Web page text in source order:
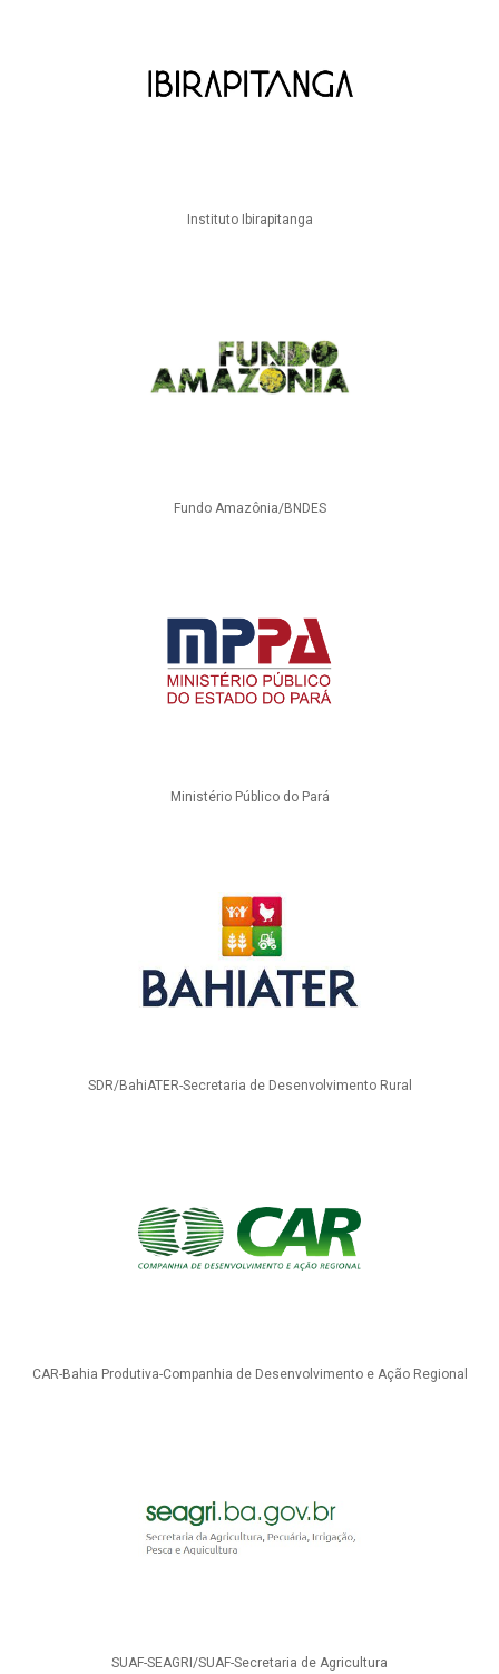
Instituto Ibirapitanga
Fundo Amazônia/BNDES
Ministério Público do Pará
SDR/BahiATER-Secretaria de Desenvolvimento Rural
CAR-Bahia Produtiva-Companhia de Desenvolvimento e Ação Regional
SUAF-SEAGRI/SUAF-Secretaria de Agricultura